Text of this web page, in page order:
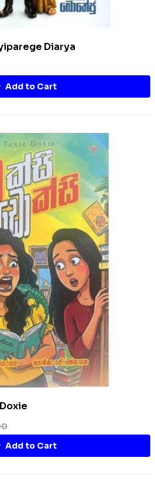
Diarya
Add to Cart
Add to Cart